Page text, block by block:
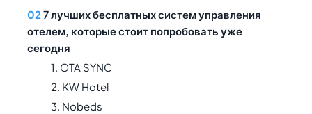
7 лучших бесплатных систем управления
отелем, которые стоит попробовать уже
сегодня
1. OTA SYNC
2. KW Hotel
3. Nobeds